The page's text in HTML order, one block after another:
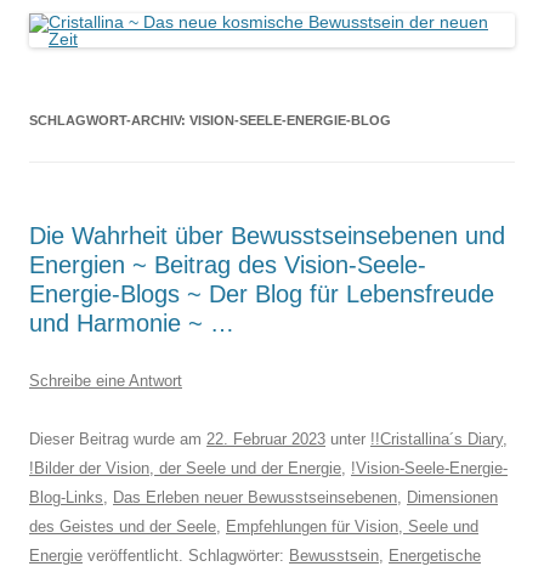
SCHLAGWORT-ARCHIV: VISION-SEELE-ENERGIE-BLOG
Die Wahrheit über Bewusstseinsebenen und
Energien ~ Beitrag des Vision-Seele-
Energie-Blogs ~ Der Blog für Lebensfreude
und Harmonie ~ …
Schreibe eine Antwort
Dieser Beitrag wurde am 22. Februar 2023 unter !!Cristallina´s Diary,
!Bilder der Vision, der Seele und der Energie, !Vision-Seele-Energie-
Blog-Links, Das Erleben neuer Bewusstseinsebenen, Dimensionen
des Geistes und der Seele, Empfehlungen für Vision, Seele und
Energie veröffentlicht. Schlagwörter: Bewusstsein, Energetische